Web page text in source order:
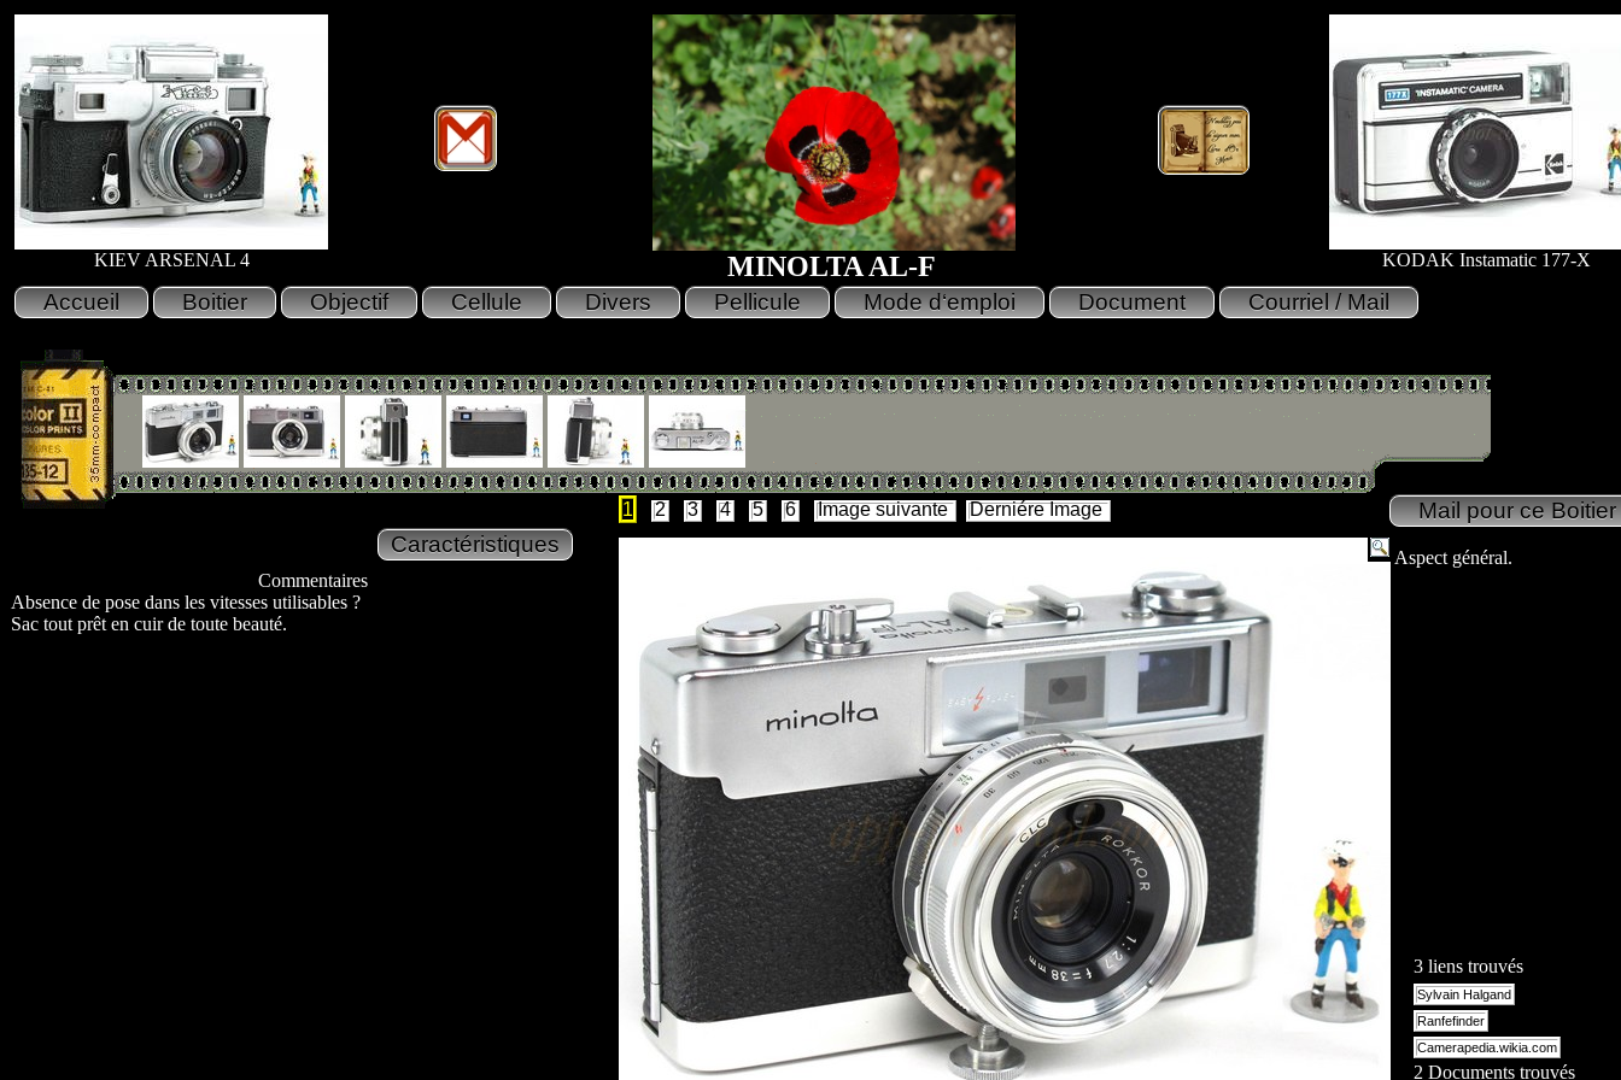
KIEV ARSENAL 4 KODAK Instamatic 177-X
MINOLTA AL-F
1 2 3 4 5 6 Image suivante Derniére Image
Commentaires
Absence de pose dans les vitesses utilisables ?
Sac tout prêt en cuir de toute beauté.
Aspect général.
3 liens trouvés
Sylvain Halgand
Ranfefinder
Camerapedia.wikia.com
2 Documents trouvés